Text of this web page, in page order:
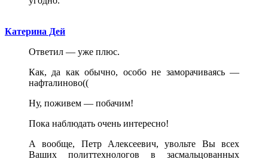
Катерина Дей
Ответил — уже плюс.
Как, да как обычно, особо не заморачиваясь —
нафталиново((
Ну, поживем — побачим!
Пока наблюдать очень интересно!
А вообще, Петр Алексеевич, увольте Вы всех
Ваших политтехнологов в засмальцованных